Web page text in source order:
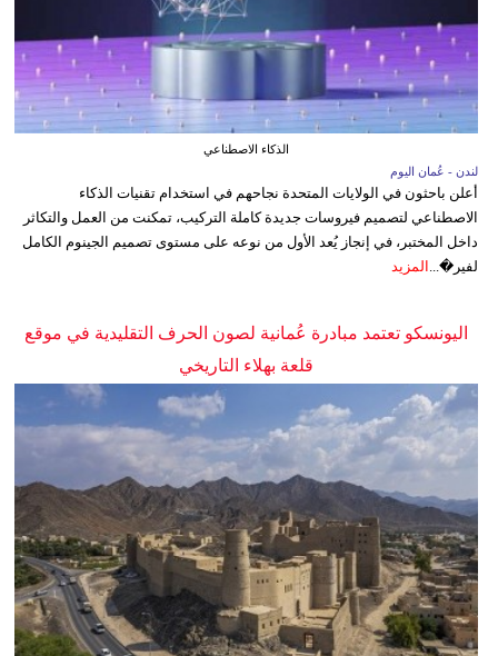
الذكاء الاصطناعي
لندن - عُمان اليوم
أعلن باحثون في الولايات المتحدة نجاحهم في استخدام تقنيات الذكاء
الاصطناعي لتصميم فيروسات جديدة كاملة التركيب، تمكنت من العمل والتكاثر
داخل المختبر، في إنجاز يُعد الأول من نوعه على مستوى تصميم الجينوم الكامل
لفير�...
المزيد
اليونسكو تعتمد مبادرة عُمانية لصون الحرف التقليدية في موقع
قلعة بهلاء التاريخي